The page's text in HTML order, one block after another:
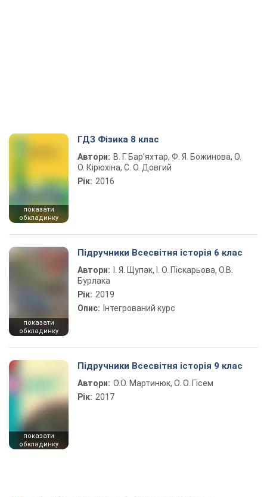
показати
обкладинку
ГДЗ Фізика 8 клас
Автори: В. Г. Бар’яхтар, Ф. Я. Божинова, О.
О. Кірюхіна, С. О. Довгий
Рік: 2016
показати
обкладинку
Підручники Всесвітня історія 6 клас
Автори:
І. Я. Щупак, І. О. Піскарьова, О.В.
Бурлака
Рік: 2019
Опис: Інтегрований курс
показати
обкладинку
Підручники Всесвітня історія 9 клас
Автори: О.О. Мартинюк, О. О. Гісем
Рік: 2017